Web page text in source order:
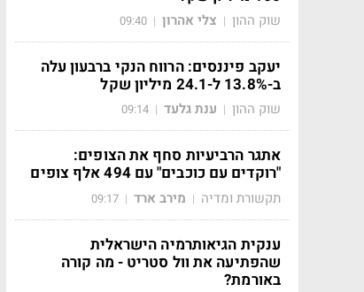
שוק ההון | צלי אהרון |
09:40
יעקב פיננסים: הרווח הנקי ברבעון עלה
ב-13.8% ל-24.1 מיליון שקל
שוק ההון | ענת גלעד |
09:14
אתגר הרביעיות סחף את הצופים:
"רוקדים עם כוכבים" עם 494 אלף צופים
תקשורת ומדיה | מירב ארד |
09:17
ענקית הגיאותרמיה הישראלית
שהפתיעה את וול סטריט - מה קורה
באורמת?